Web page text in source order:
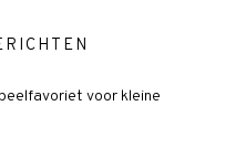
voor kleine